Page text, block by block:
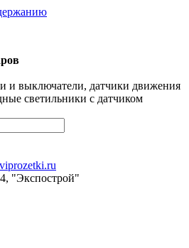
и выключатели, датчики движения
светильники с датчиком
"Экспострой"